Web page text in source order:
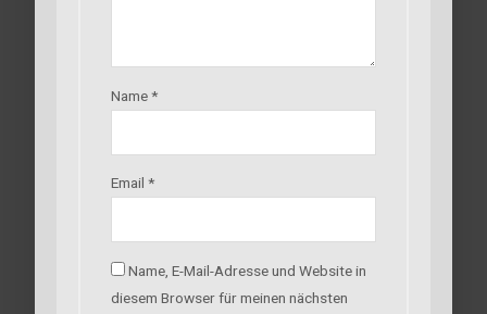
Name*
Email *
Name, E-Mail-Adresse und Website in
diesem Browser für meinen nächsten